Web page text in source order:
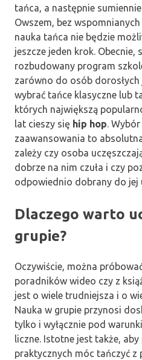
tańca, a następnie
Owszem, bez
nauka tańca nie będzie
jeszcze jeden krok. Obecnie,
rozbudowany program
zarówno do osób
wybrać tańce klasyczne lub
których największą
lat cieszy się hip hop.
zaawansowania to
zależy czy osoba
dobrze na nim czuła i czy
odpowiednio dobrany do jej
Dlaczego warto
grupie?
Oczywiście, można
poradników wideo czy z
jest o wiele trudniejsza i o
Nauka w grupie przynosi
tylko i wyłącznie pod
liczne. Istotne jest także,
praktycznych móc tańczyć z